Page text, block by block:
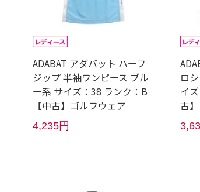
ADABAT アダバット ハーフ
ジップ 半袖ワンピース ブル
ー系 サイズ：38 ランク：B
【中古】ゴルフウェア
4,235円
ロ
イ
古